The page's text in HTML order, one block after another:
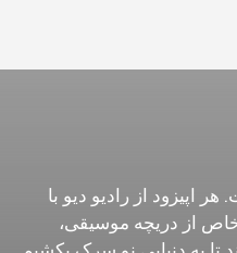
اپیزود از رادیو دیو با
از دریچه موسیقی،